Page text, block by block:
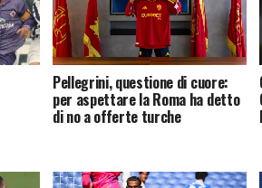
Pellegrini, questione di cuore:
per aspettare la Roma ha detto
di no a offerte turche